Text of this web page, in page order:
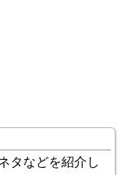
タなどを紹介し